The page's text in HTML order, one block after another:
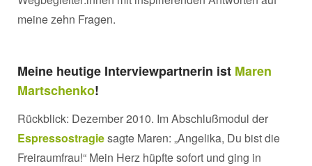
meine zehn Fragen.
Meine heutige Interviewpartnerin ist Maren
Martschenko!
Rückblick: Dezember 2010. Im Abschlußmodul der
Espressostragiesagte Maren: „Angelika, Du bist die
Freiraumfrau!“ Mein Herz hüpfte sofort und ging in